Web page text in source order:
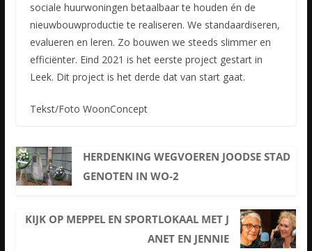
sociale huurwoningen betaalbaar te houden én de
nieuwbouwproductie te realiseren. We standaardiseren,
evalueren en leren. Zo bouwen we steeds slimmer en
efficiënter. Eind 2021 is het eerste project gestart in
Leek. Dit project is het derde dat van start gaat.
Tekst/Foto WoonConcept
HERDENKING WEGVOEREN JOODSE STAD
GENOTEN IN WO-2
KIJK OP MEPPEL EN SPORTLOKAAL MET J
ANET EN JENNIE